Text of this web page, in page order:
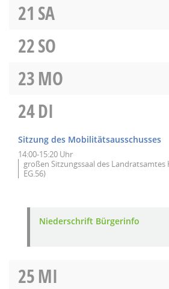
21 SA
22SO
23MO
24DI
Sitzung des Mobilitätsausschusses
14:00-15:20 Uhr
großen Sitzungssaal des Landratsamtes
EG.56)
Niederschrift Bürgerinfo
25MI